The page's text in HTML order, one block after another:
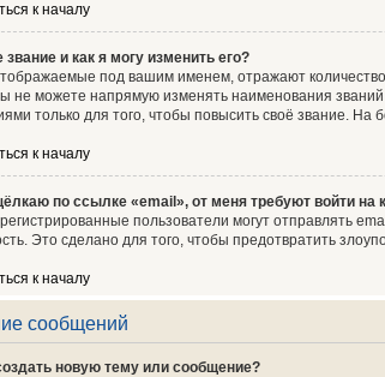
к началу
звание и как я могу изменить его?
под вашим именем, отражают
не можете напрямую изменять наименования
только для того, чтобы повысить своё звание.
к началу
по ссылке «email», от меня требуют войти на
пользователи могут отправлять
Это сделано для того, чтобы предотвратить
к началу
сообщений
новую тему или сообщение?